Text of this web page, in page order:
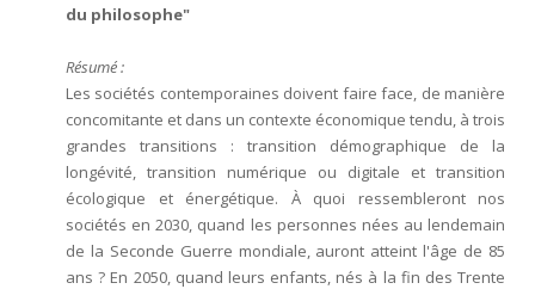
du philosophe"
Résumé :
Les sociétés contemporaines doivent faire face, de manière
concomitante et dans un contexte économique tendu, à trois
grandes transitions : transition démographique de la
longévité, transition numérique ou digitale et transition
écologique et énergétique. À quoi ressembleront nos
sociétés en 2030, quand les personnes nées au lendemain
de la Seconde Guerre mondiale, auront atteint l'âge de 85
ans ? En 2050, quand leurs enfants, nés à la fin des Trente